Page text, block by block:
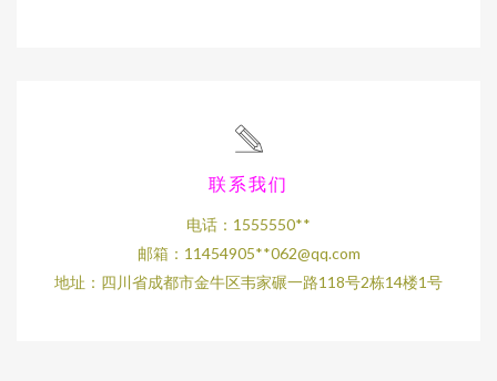
联系我们
电话：1555550**
邮箱：11454905**062@qq.com
地址：四川省成都市金牛区韦家碾一路118号2栋14楼1号